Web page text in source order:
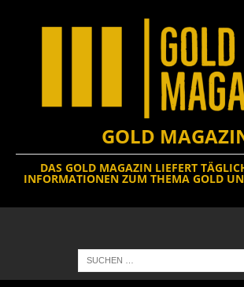
GOLD
DAS GOLD MAGAZIN LIEFERT
INFORMATIONEN ZUM THEMA GOLD